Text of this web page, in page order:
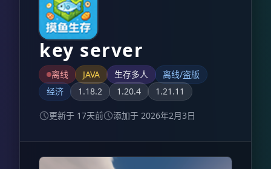
key server
离线 JAVA 生存多人
离线/盗版
经济
1.18.2 1.20.4 1.21.11
更新于 17天前 添加于 2026年2月3日